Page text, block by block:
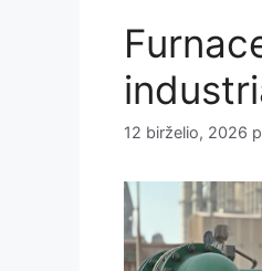
12 birželio, 2026